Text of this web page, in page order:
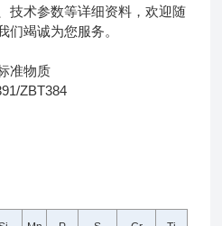
技术参数等详细资料，欢迎随
们竭诚为您服务。
准物质
ZBT384